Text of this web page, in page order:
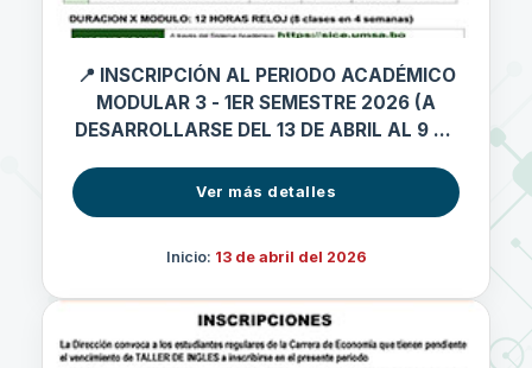
📍 INSCRIPCIÓN AL PERIODO ACADÉMICO
MODULAR 3 - 1ER SEMESTRE 2026 (A
DESARROLLARSE DEL 13 DE ABRIL AL 9 DE
Ver más detalles
Inicio: 13 de abril del 2026